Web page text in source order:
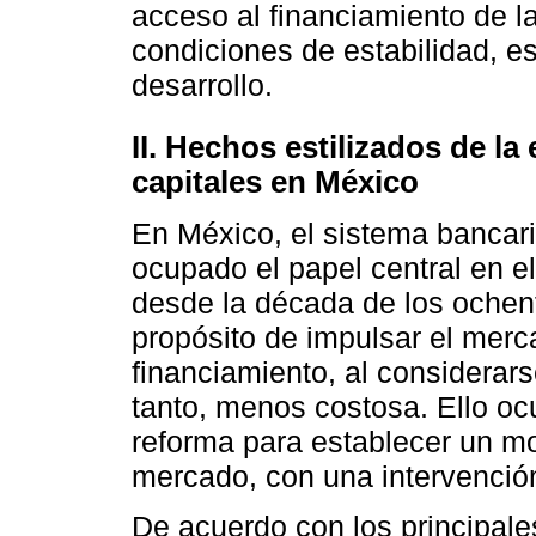
acceso al financiamiento de
condiciones de estabilidad,
desarrollo.
II. Hechos estilizados de
capitales en México
En México, el sistema
ocupado el papel central en
desde la década de los
propósito de impulsar el
financiamiento, al
tanto, menos costosa. Ello
reforma para establecer un
mercado, con una
De acuerdo con los